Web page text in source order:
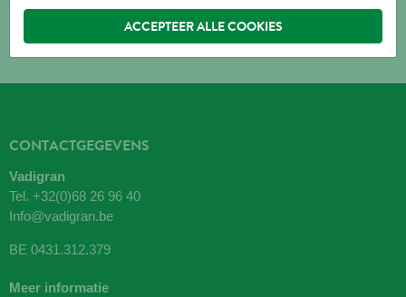
CONTACTGEGEVENS
Vadigran
Tel. +32(0)68 26 96 40
Info@vadigran.be
BE 0431.312.379
Meer informatie
ACCEPTEER ALLE COOKIES